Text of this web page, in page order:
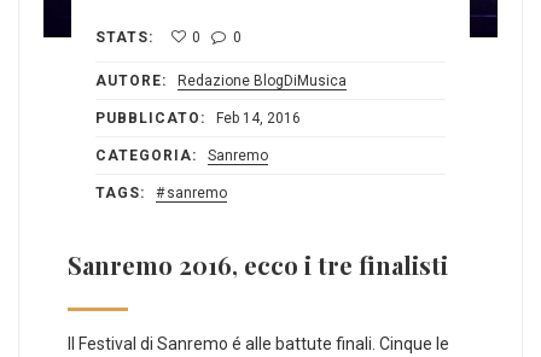
STATS: 0 0
AUTORE: Redazione BlogDiMusica
PUBBLICATO: Feb 14, 2016
CATEGORIA: Sanremo
TAGS: sanremo
Sanremo 2016, ecco i tre finalisti
Il Festival di Sanremo é alle battute finali. Cinque le